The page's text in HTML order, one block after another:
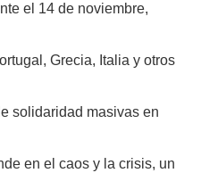
el 14 de noviembre,
Grecia, Italia y otros
solidaridad masivas en
en el caos y la crisis, un